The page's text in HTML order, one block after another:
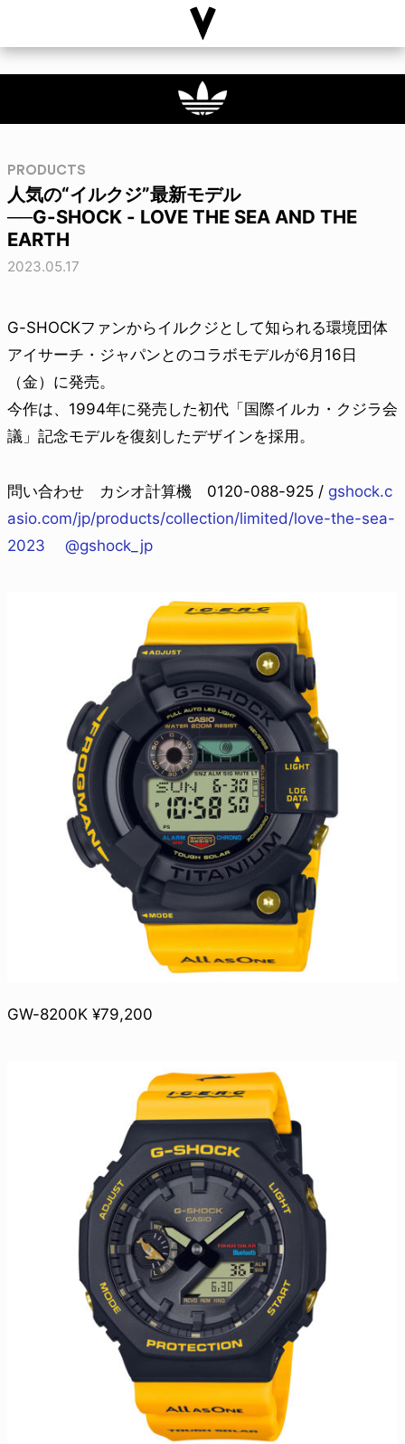
PRODUCTS
人気の“イルクジ”最新モデル
──G-SHOCK - LOVE THE SEA AND THE
EARTH
2023.05.17
G-SHOCKファンからイルクジとして知られる環境団体
アイサーチ・ジャパンとのコラボモデルが6月16日
（金）に発売。
今作は、1994年に発売した初代「国際イルカ・クジラ会
議」記念モデルを復刻したデザインを採用。
問い合わせ カシオ計算機 0120-088-925 / gshock.c
asio.com/jp/products/collection/limited/love-the-sea-
2023
@gshock_jp
GW-8200K ¥79,200